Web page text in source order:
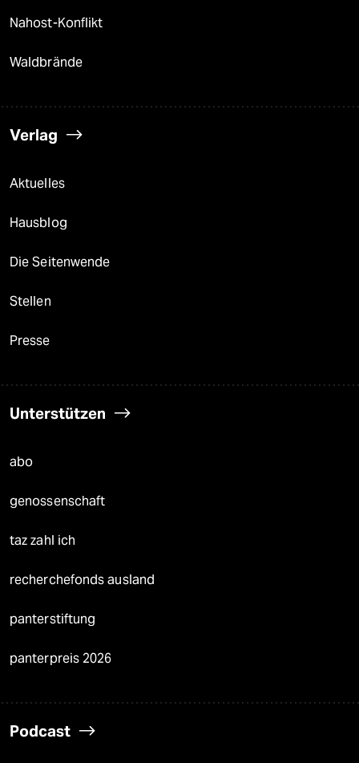
Nahost-Konflikt
Waldbrände
Verlag
Aktuelles
Hausblog
Die Seitenwende
Stellen
Presse
Unterstützen
abo
genossenschaft
taz zahl ich
recherchefonds ausland
panterstiftung
panterpreis 2026
Podcast